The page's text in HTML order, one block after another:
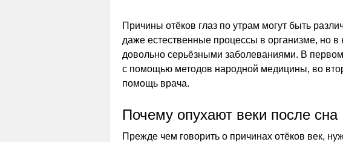
Причины отёков глаз по утрам могут быть
даже естественные процессы в организме, но в
довольно серьёзными заболеваниями. В
с помощью методов народной медицины, во
помощь врача.
Почему опухают веки после сна
Прежде чем говорить о причинах отёков век,